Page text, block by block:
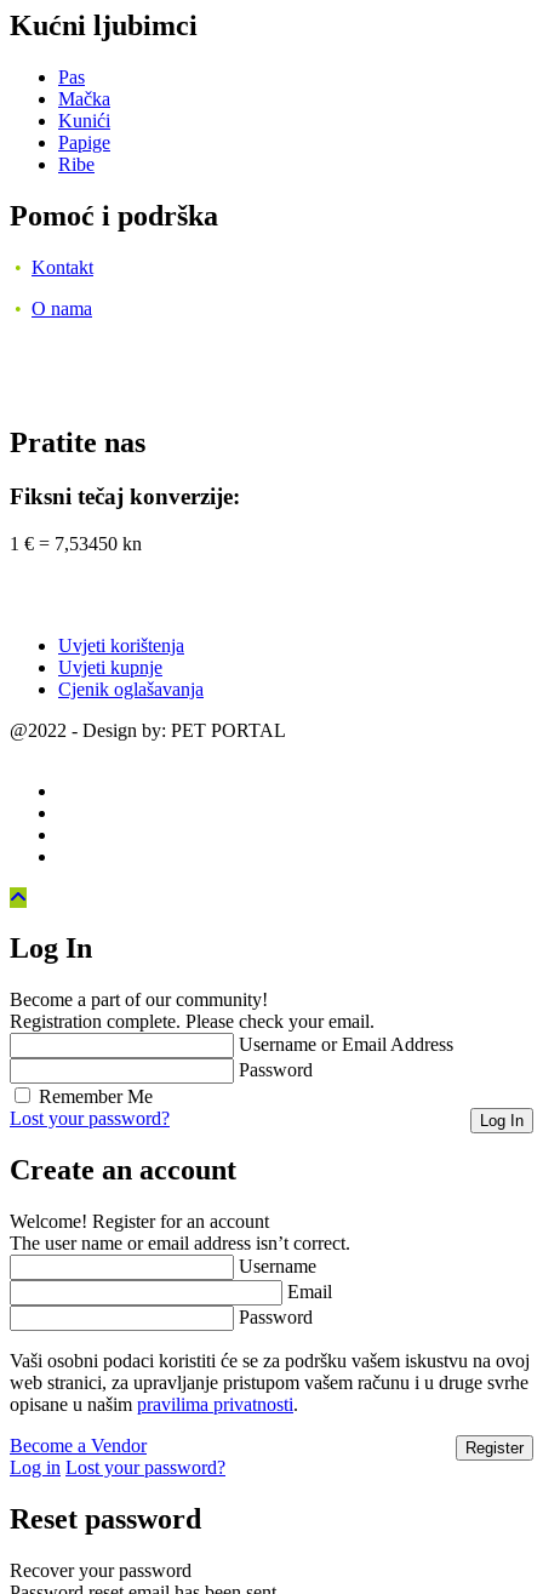
Kućni ljubimci
Pas
Mačka
Kunići
Papige
Ribe
Pomoć i podrška
• Kontakt
• O nama
Pratite nas
Fiksni tečaj konverzije:
1 € = 7,53450 kn
Uvjeti korištenja
Uvjeti kupnje
Cjenik oglašavanja
@2022 - Design by: PET PORTAL
Log In
Become a part of our community!
Registration complete. Please check your email.
Username or Email Address
Password
Remember Me
Lost your password?
Create an account
Welcome! Register for an account
The user name or email address isn’t correct.
Username
Email
Password
Vaši osobni podaci koristiti će se za podršku vašem iskustvu na ovoj
web stranici, za upravljanje pristupom vašem računu i u druge svrhe
opisane u našim pravilima privatnosti.
Become a Vendor
Log in Lost your password?
Reset password
Recover your password